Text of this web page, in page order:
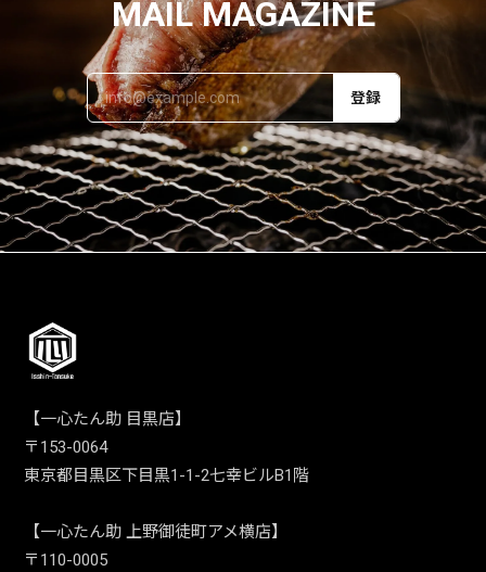
MAIL MAGAZINE
登録
【一心たん助 目黒店】
〒153-0064
東京都目黒区下目黒1-1-2七幸ビルB1階
【一心たん助 上野御徒町アメ横店】
〒110-0005